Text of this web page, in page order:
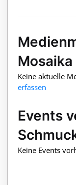
Keine aktuelle
erfassen
Events
Keine Events